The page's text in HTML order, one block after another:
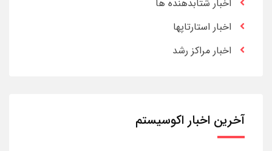
اخبار شتابدهنده ها
اخبار استارتاپها
اخبار مراکز رشد
آخرین اخبار اکوسیستم